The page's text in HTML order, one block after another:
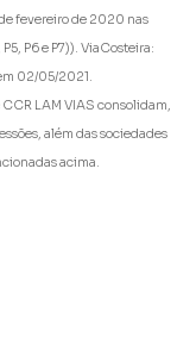
fevereiro de 2020 nas
P6 e P7)). ViaCosteira:
02/05/2021.
CCR LAM VIAS consolidam,
além das sociedades
acima.
de Usoe Política de